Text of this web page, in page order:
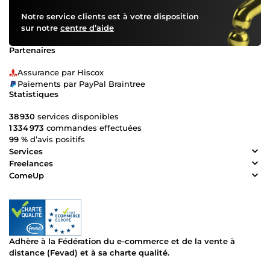
📈 Prêt à booster votre visibilité en ligne avec un site web
optimisé et des backlinks de qualité ? Contactez-moi dès
maintenant pour discuter de vos objectifs et mettre en
place une stratégie SEO puissante.
niveau supérieur ! 🌐🚀
Notre service clients est à votre disposition
sur notre centre d’aide
Partenaires
Assurance par Hiscox
Paiements par PayPal Braintree
Statistiques
38 930 services disponibles
1 334 973 commandes effectuées
99 % d’avis positifs
Services
Freelances
ComeUp
Adhère à la Fédération du e-commerce et de la vente à
distance (Fevad) et à sa charte qualité.